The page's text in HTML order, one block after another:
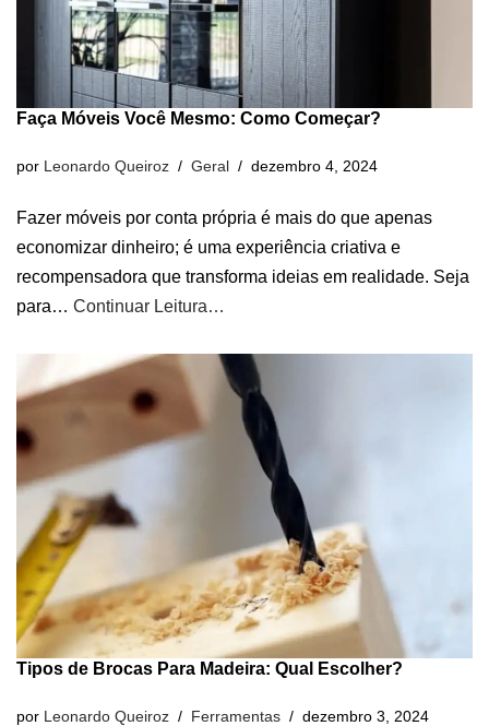
Faça Móveis Você Mesmo: Como Começar?
por Leonardo Queiroz Geral dezembro 4, 2024
Fazer móveis por conta própria é mais do que apenas
economizar dinheiro; é uma experiência criativa e
recompensadora que transforma ideias em realidade. Seja
para… Continuar Leitura…
Tipos de Brocas Para Madeira: Qual Escolher?
por Leonardo Queiroz Ferramentas dezembro 3, 2024